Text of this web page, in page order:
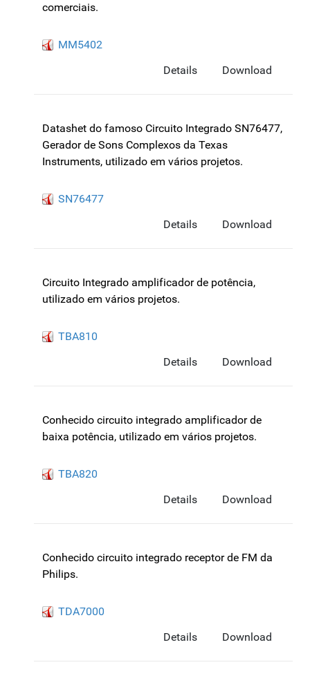
comerciais.
MM5402
Download
Details
Datashet do famoso Circuito Integrado SN76477,
Gerador de Sons Complexos da Texas
Instruments, utilizado em vários projetos.
SN76477
Download
Details
Circuito Integrado amplificador de potência,
utilizado em vários projetos.
TBA810
Download
Details
Conhecido circuito integrado amplificador de
baixa potência, utilizado em vários projetos.
TBA820
Download
Details
Conhecido circuito integrado receptor de FM da
Philips.
TDA7000
Download
Details